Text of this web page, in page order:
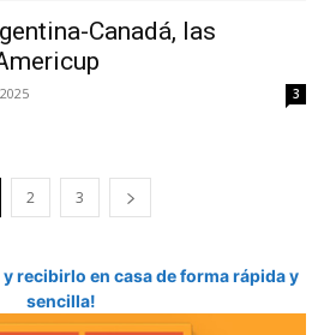
Canadá, las
3
2 3
recibirlo en casa de forma rápida y
sencilla!